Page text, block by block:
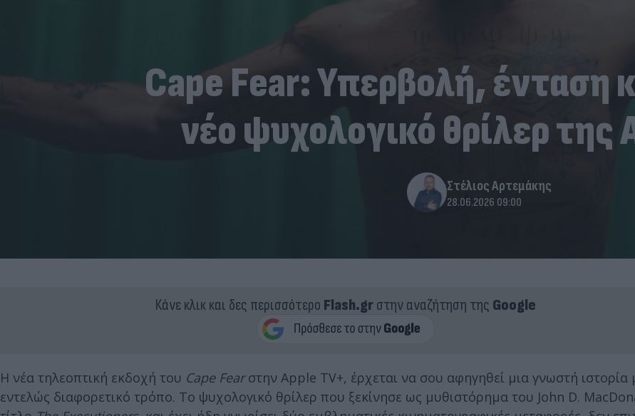
Cape Fear: Υπερβολή, ένταση
νέο ψυχολογικό θρίλερ της
Στέλιος Αρτεμάκης
28.06.2026 09:00
Κάνε κλικ και δες περισσότερο Flash.grστην αναζήτηση της Google
Η νέα τηλεοπτική εκδοχή του Cape Fearστην Apple TV+, έρχεται να σου αφηγηθεί μια γνωστή ιστορία
εντελώς διαφορετικό τρόπο. Το ψυχολογικό θρίλερ που ξεκίνησε ως μυθιστόρημα του John D.